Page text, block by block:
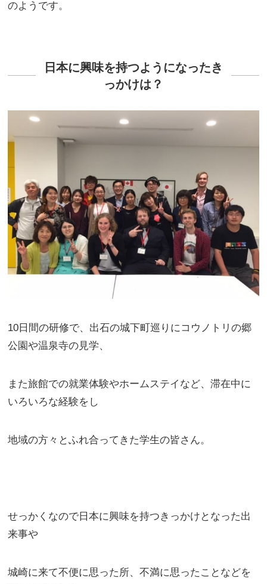
のようです。
日本に興味を持つようになったき
っかけは？
10日間の研修で、出石の城下町巡りにコウノトリの郷
公園や温泉寺の見学、
また旅館での就業体験やホームステイなど、滞在中に
いろいろな経験をし
地域の方々とふれ合ってきた学生の皆さん。
せっかくなので日本に興味を持つきっかけとなった出
来事や
城崎に来て不便に思った所、不満に思ったことなどを